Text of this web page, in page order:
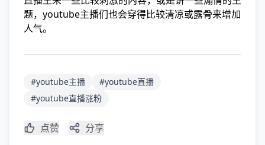
题，youtube主播们也会穿得比较清凉或露骨来增加
人气。
#youtube主播
#youtube直播
#youtube直播涨粉
点赞
分享